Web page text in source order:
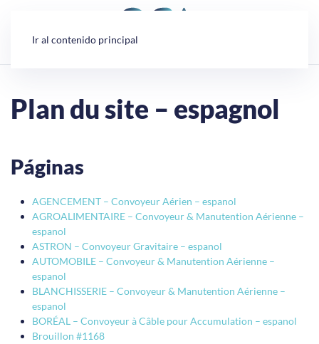
Ir al contenido principal
Plan du site – espagnol
Páginas
AGENCEMENT – Convoyeur Aérien – espanol
AGROALIMENTAIRE – Convoyeur & Manutention Aérienne –
espanol
ASTRON – Convoyeur Gravitaire – espanol
AUTOMOBILE – Convoyeur & Manutention Aérienne –
espanol
BLANCHISSERIE – Convoyeur & Manutention Aérienne –
espanol
BORÉAL – Convoyeur à Câble pour Accumulation – espanol
Brouillon #1168